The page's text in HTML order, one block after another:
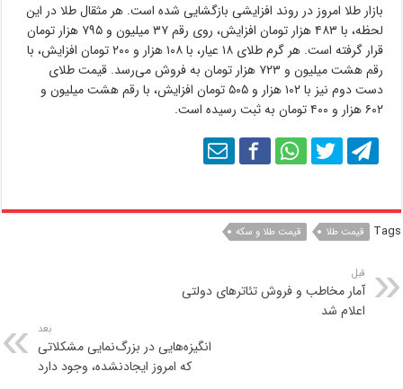
بازار طلا امروز در روند افزایشی بازگشایی شده است. هر مثقال طلا در این
لحظه، با ۴۸۳ هزار تومان افزایش، روی رقم ۳۷ میلیون و ۷۹۵ هزار تومان
قرار گرفته است. هر گرم طلای ۱۸ عیار، با ۱۰۸ هزار و ۲۰۰ تومان افزایش، با
رقم هشت میلیون و ۷۲۳ هزار تومان به فروش می‌رسد. قیمت طلای
دست دوم نیز با ۱۰۲ هزار و ۵۰۵ تومان افزایش، با رقم هشت میلیون و
۶۰۲ هزار و ۴۰۰ تومان به ثبت رسیده است.
Tags قیمت طلا قیمت طلا و سکه
قبل
آمار مخاطب و فروش تئاترهای دولتی
اعلام شد
بعد
انگیزه‌هایی در بزرگ‌نمایی مشکلاتی
که امروز ایجادنشده، وجود دارد